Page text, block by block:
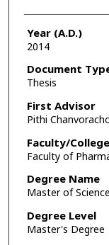
Year (A.D.)
2014
Document
Thesis
First Advisor
Pithi
Faculty/College
Faculty of
Degree Name
Master of
Degree Level
Master's Degree